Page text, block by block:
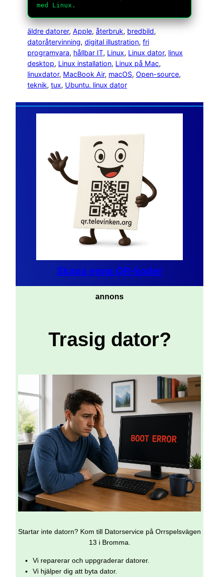
med Linux.
äldre datorer, Apple, återbruk, bredbild
datoråtervinning, digital illustration, fri
programvara, hållbar IT, Linux, Linux dator, linux
desktop, Linux installation, Linux på Mac
linuxdator, MacBook Air, macOS, Open-source
teknik, tux, Ubuntu. linux dator
Skapa egna QR-koder
annons
Trasig dator?
Startar inte datorn? Kom till Datorservice på Orrspelsvägen
13 i Bromma.
Vi reparerar och uppgraderar datorer.
Vi hjälper dig att byta dator.